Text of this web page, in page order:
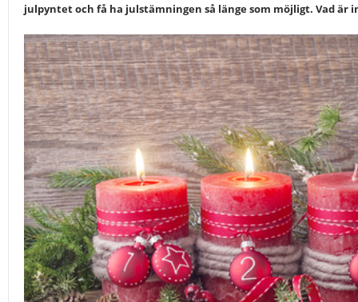
julpyntet och få ha julstämningen så länge som möjligt. Vad är